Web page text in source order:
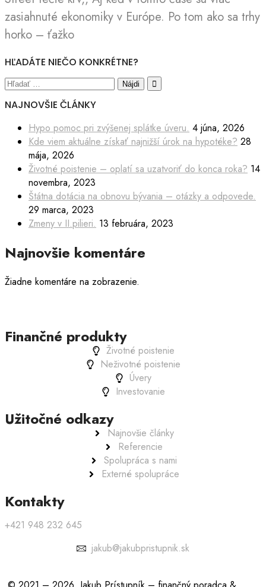
zasiahnuté ekonomiky v Európe. Po tom ako sa trhy
horko – ťažko
HĽADÁTE NIEČO KONKRÉTNE?
NAJNOVŠIE ČLÁNKY
Hypo pomoc pri zvýšenej splátke úveru. 4 júna, 2026
Kde viem aktuálne získať najnižší úrok na hypotéke? 28
mája, 2026
Životné poistenie – oplatí sa uzatvoriť do konca roka? 14
novembra, 2023
Štátna dotácia na obnovu bývania – otázky a odpovede.
29 marca, 2023
Zmeny v II.pilieri. 13 februára, 2023
Najnovšie komentáre
Žiadne komentáre na zobrazenie.
Finančné produkty
Životné poistenie
Neživotné poistenie
Úvery
Investovanie
Užitočné odkazy
Najnovšie články
Referencie
Spolupráca s nami
Externé spolupráce
Kontakty
+421 948 232 645
jakub@jakubpristupnik.sk